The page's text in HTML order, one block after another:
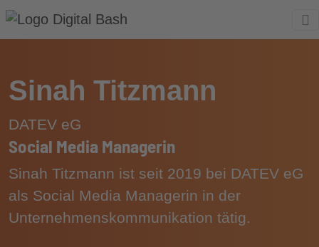
Sinah Titzmann
DATEV eG
Social Media Managerin
Sinah Titzmann ist seit 2019 bei DATEV eG
als Social Media Managerin in der
Unternehmenskommunikation tätig.